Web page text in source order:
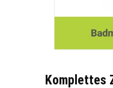
Komplettes